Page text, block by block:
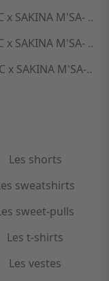
x SAKINA M'SA-
x SAKINA M'SA-
x SAKINA M'SA-
Les shorts
sweatshirts
sweet-pulls
Les t-shirts
Les vestes